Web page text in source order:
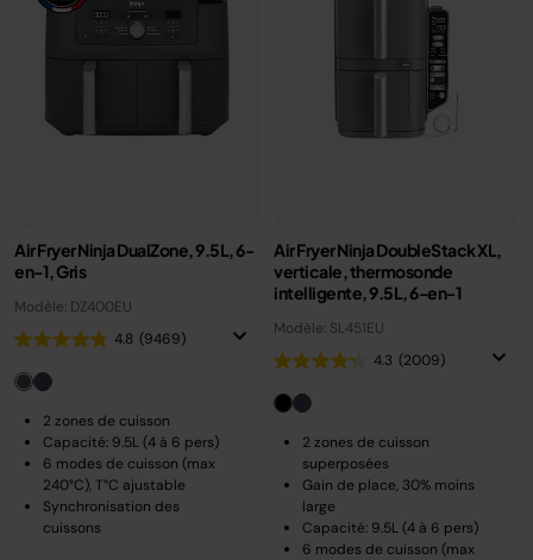
Air Fryer Ninja DualZone, 9.5L, 6-
en-1, Gris
Modèle: DZ400EU
4.8 (9469)
2 zones de cuisson
Capacité: 9.5L (4 à 6 pers)
6 modes de cuisson (max
240°C), T°C ajustable
Synchronisation des
cuissons
Air Fryer Ninja DoubleStack XL,
verticale, thermosonde
intelligente, 9.5L, 6-en-1
Modèle: SL451EU
4.3 (2009)
2 zones de cuisson
superposées
Gain de place, 30% moins
large
Capacité: 9.5L (4 à 6 pers)
6 modes de cuisson (max